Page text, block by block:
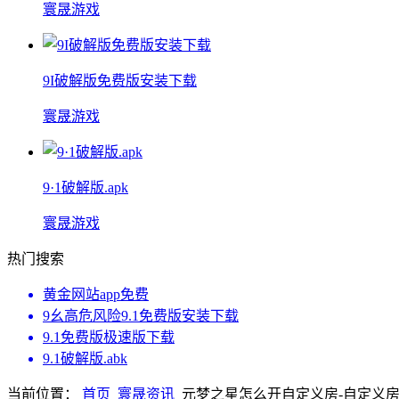
寰晟游戏
9I破解版免费版安装下载
寰晟游戏
9·1破解版.apk
寰晟游戏
热门搜索
黄金网站app免费
9幺高危风险9.1免费版安装下载
9.1免费版极速版下载
9.1破解版.abk
当前位置： 首页 寰晟资讯 元梦之星怎么开自定义房-自定义